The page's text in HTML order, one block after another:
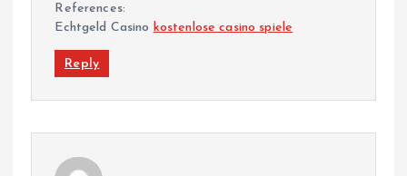
References:
Echtgeld Casino kostenlose casino spiele
Reply